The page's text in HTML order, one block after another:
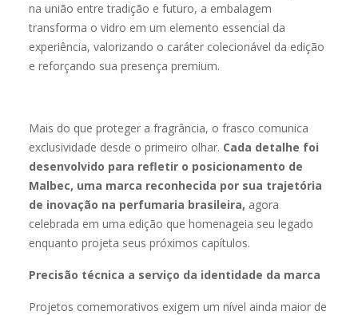
na união entre tradição e futuro, a embalagem
transforma o vidro em um elemento essencial da
experiência, valorizando o caráter colecionável da edição
e reforçando sua presença premium.
Mais do que proteger a fragrância, o frasco comunica
exclusividade desde o primeiro olhar. Cada detalhe foi
desenvolvido para refletir o posicionamento de
Malbec, uma marca reconhecida por sua trajetória
de inovação na perfumaria brasileira, agora
celebrada em uma edição que homenageia seu legado
enquanto projeta seus próximos capítulos.
Precisão técnica a serviço da identidade da marca
Projetos comemorativos exigem um nível ainda maior de